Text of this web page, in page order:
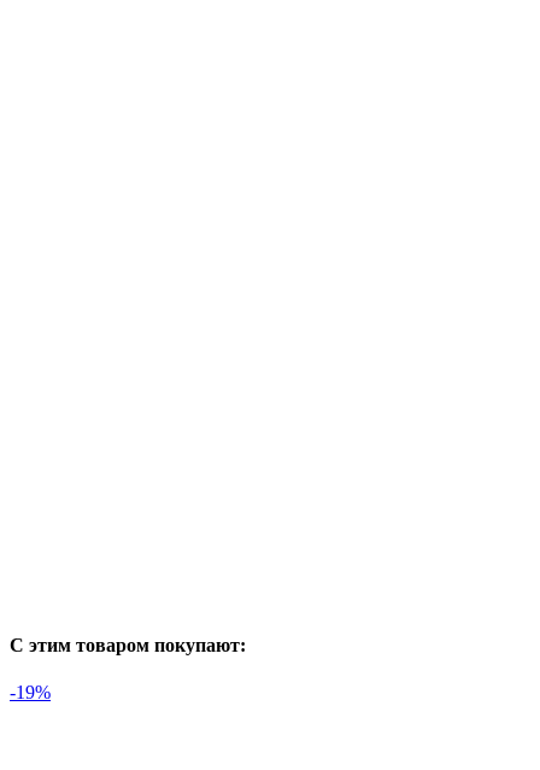
С этим товаром покупают:
-19%